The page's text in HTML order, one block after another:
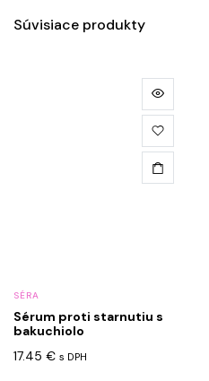
Súvisiace produkty
SÉRA
Sérum proti starnutiu s
bakuchiolo
17.45 € s DPH